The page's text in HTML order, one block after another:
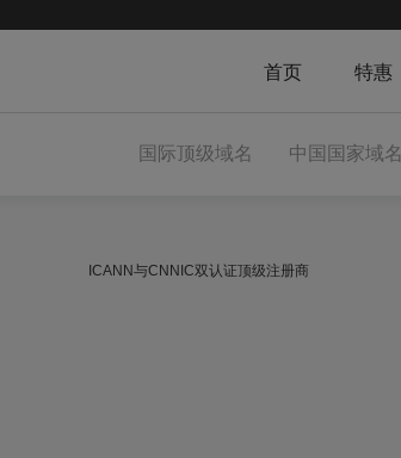
首页 特惠
国际顶级域名 中国国家域名
ICANN与CNNIC双认证顶级注册商